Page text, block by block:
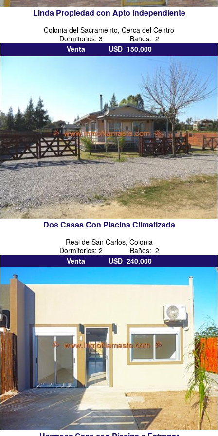
Linda Propiedad con Apto Independiente
Colonia del Sacramento, Cerca del Centro
Dormitorios: 3 Baños: 2
Venta USD 150,000
Dos Casas Con Piscina Climatizada
Real de San Carlos, Colonia
Dormitorios: 2 Baños: 2
Venta USD 240,000